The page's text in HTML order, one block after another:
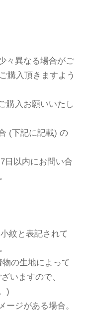
々異なる場合がご
購入頂きますよう
購入お願いいたし
(下記に記載) の
日以内にお問い合
紋と表記されて
の生地によって
いますので、
)
ージがある場合。